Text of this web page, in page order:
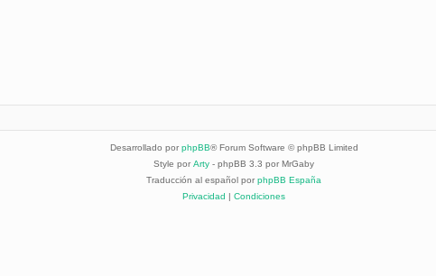
Desarrollado por phpBB® Forum Software © phpBB Limited
Style por Arty - phpBB 3.3 por MrGaby
Traducción al español por phpBB España
Privacidad | Condiciones